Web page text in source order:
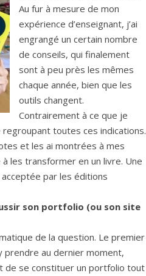
Au fur à mesure de mon
expérience d’enseignant, j’ai
engrangé un certain nombre
de conseils, qui finalement
sont à peu près les mêmes
chaque année, bien que les
outils changent.
Contrairement à ce que je
regroupant toutes ces indications.
et les ai montrées à mes
les transformer en un livre. Une
par les éditions
son portfolio (ou son site
de la question. Le premier
prendre au dernier moment,
de se constituer un portfolio tout